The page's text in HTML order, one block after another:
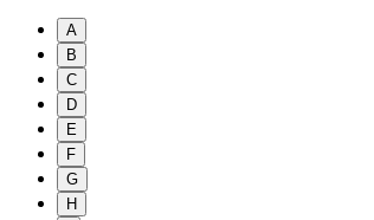
A
B
C
D
E
F
G
H